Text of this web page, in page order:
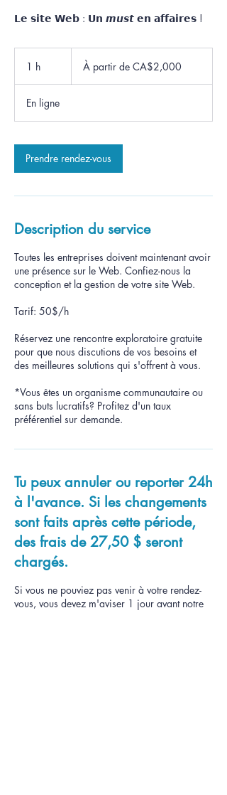
𝗟𝗲 𝘀𝗶𝘁𝗲 𝗪𝗲𝗯 : 𝗨𝗻 𝙢𝙪𝙨𝙩 𝗲𝗻 𝗮𝗳𝗳𝗮𝗶𝗿𝗲𝘀 !
1 h
partir
Canadian
À partir de CA$2,000
En ligne
Prendre rendez-vous
Description du service
Toutes les entreprises doivent maintenant avoir
une présence sur le Web. Confiez-nous la
conception et la gestion de votre site Web.
Tarif: 50$/h
Réservez une rencontre exploratoire gratuite
pour que nous discutions de vos besoins et
des meilleures solutions qui s'offrent à vous.
*Vous êtes un organisme communautaire ou
sans buts lucratifs? Profitez d'un taux
préférentiel sur demande.
Tu peux annuler ou reporter 24h
à l'avance. Si les changements
sont faits après cette période,
des frais de 27,50 $ seront
chargés.
Si vous ne pouviez pas venir à votre rendez-
vous, vous devez m'aviser 1 jour avant notre